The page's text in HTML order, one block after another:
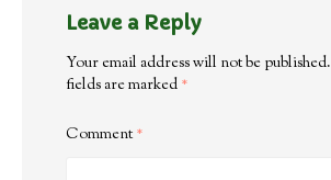
Leave a Reply
Your email address will not be published.
fields are marked *
Comment*